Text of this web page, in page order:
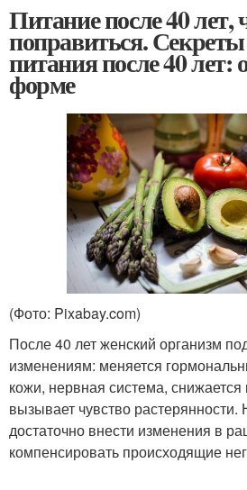
Питание после 40 лет,
поправиться.
питания после 40 лет:
форме
(Фото: Pixabay.com)
После 40 лет женский организм
изменениям: меняется
кожи, нервная система,
вызывает чувство
достаточно внести изменения в
компенсировать происходящие